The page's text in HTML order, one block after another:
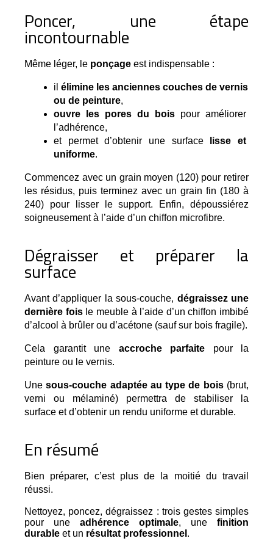
Poncer, une étape
incontournable
Même léger, le ponçage est indispensable :
il élimine les anciennes couches de vernis
ou de peinture,
ouvre les pores du bois pour améliorer
l’adhérence,
et permet d’obtenir une surface
lisse et
uniforme.
Commencez avec un grain moyen (120) pour retirer
les résidus, puis terminez avec un grain fin (180 à
240) pour lisser le support. Enfin, dépoussiérez
soigneusement à l’aide d’un chiffon microfibre.
Dégraisser et préparer la
surface
Avant d’appliquer la sous-couche, dégraissez une
dernière fois le meuble à l’aide d’un chiffon imbibé
d’alcool à brûler ou d’acétone (sauf sur bois fragile).
Cela garantit une accroche parfaite pour la
peinture ou le vernis.
Unesous-couche adaptée au type de bois(brut,
verni ou mélaminé) permettra de stabiliser la
surface et d’obtenir un rendu uniforme et durable.
En résumé
Bien préparer, c’est plus de la moitié du travail
réussi.
Nettoyez, poncez, dégraissez : trois gestes simples
pour une adhérence optimale, une finition
durable et un résultat professionnel .